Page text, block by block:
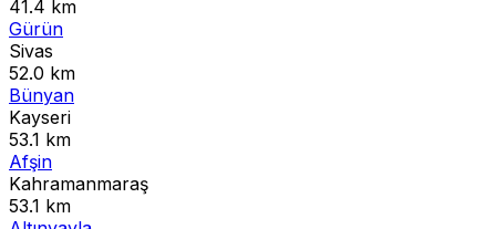
41.4 km
Gürün
Sivas
52.0 km
Bünyan
Kayseri
53.1 km
Afşin
Kahramanmaraş
53.1 km